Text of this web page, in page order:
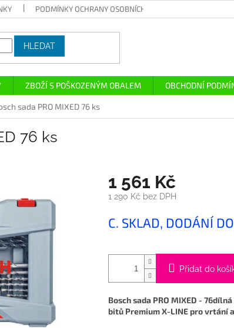
PODMÍNKY OCHRANY OSOBNÍCH ÚDAJŮ
HLEDAT
ZBOŽÍ S POŠKOZENÝM OBALEM OBCHODNÍ
sada PRO MIXED 76 ks
76 ks
1 561 Kč
1 290 Kč bez DPH
cena:
C. SKLAD, DODÁNÍ
Přidat do
Bosch sada PRO MIXED -
bitů Premium X-LINE pro vrtání